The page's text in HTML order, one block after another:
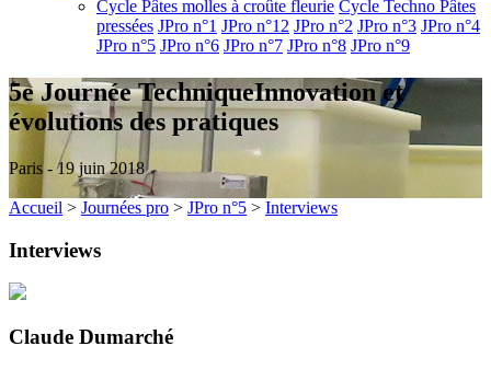
Cycle Pâtes molles à croûte fleurie Cycle Techno Pâtes
pressées JPro n°1 JPro n°12 JPro n°2 JPro n°3 JPro n°4
JPro n°5 JPro n°6 JPro n°7 JPro n°8 JPro n°9
5e Journée TechniqueInnovation et
évolutions des pratiques
Paris - 19 juin 2018
Accueil > Journées pro > JPro n°5 > Interviews
Interviews
Claude Dumarché